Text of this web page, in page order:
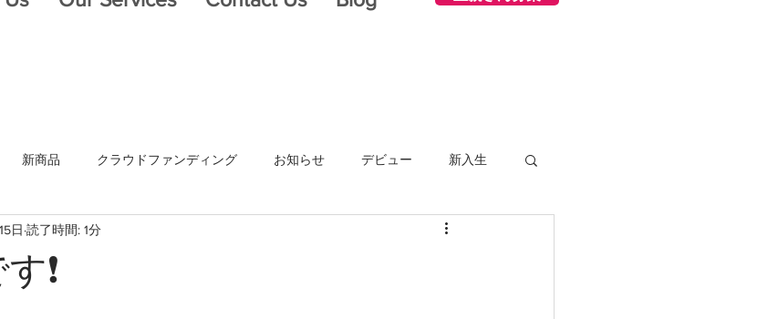
新商品 クラウドファンディング お知らせ デビュー 新入生
❗
日 読了時間: 1分